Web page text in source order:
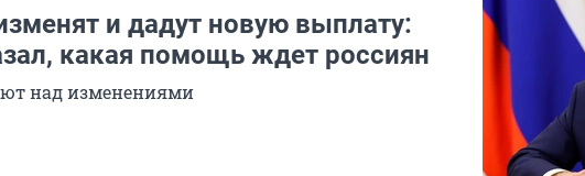
и дадут новую выплату:
какая помощь ждет россиян
над изменениями